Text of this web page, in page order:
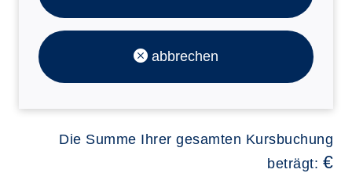
abbrechen
Die Summe Ihrer gesamten Kursbuchung
beträgt: €